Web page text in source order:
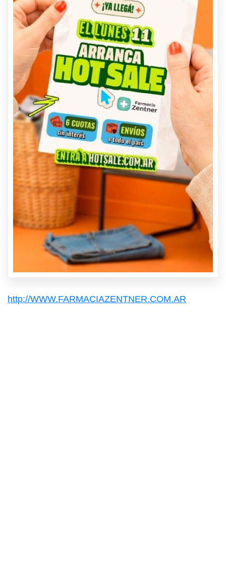
http://WWW.FARMACIAZENTNER.COM.AR